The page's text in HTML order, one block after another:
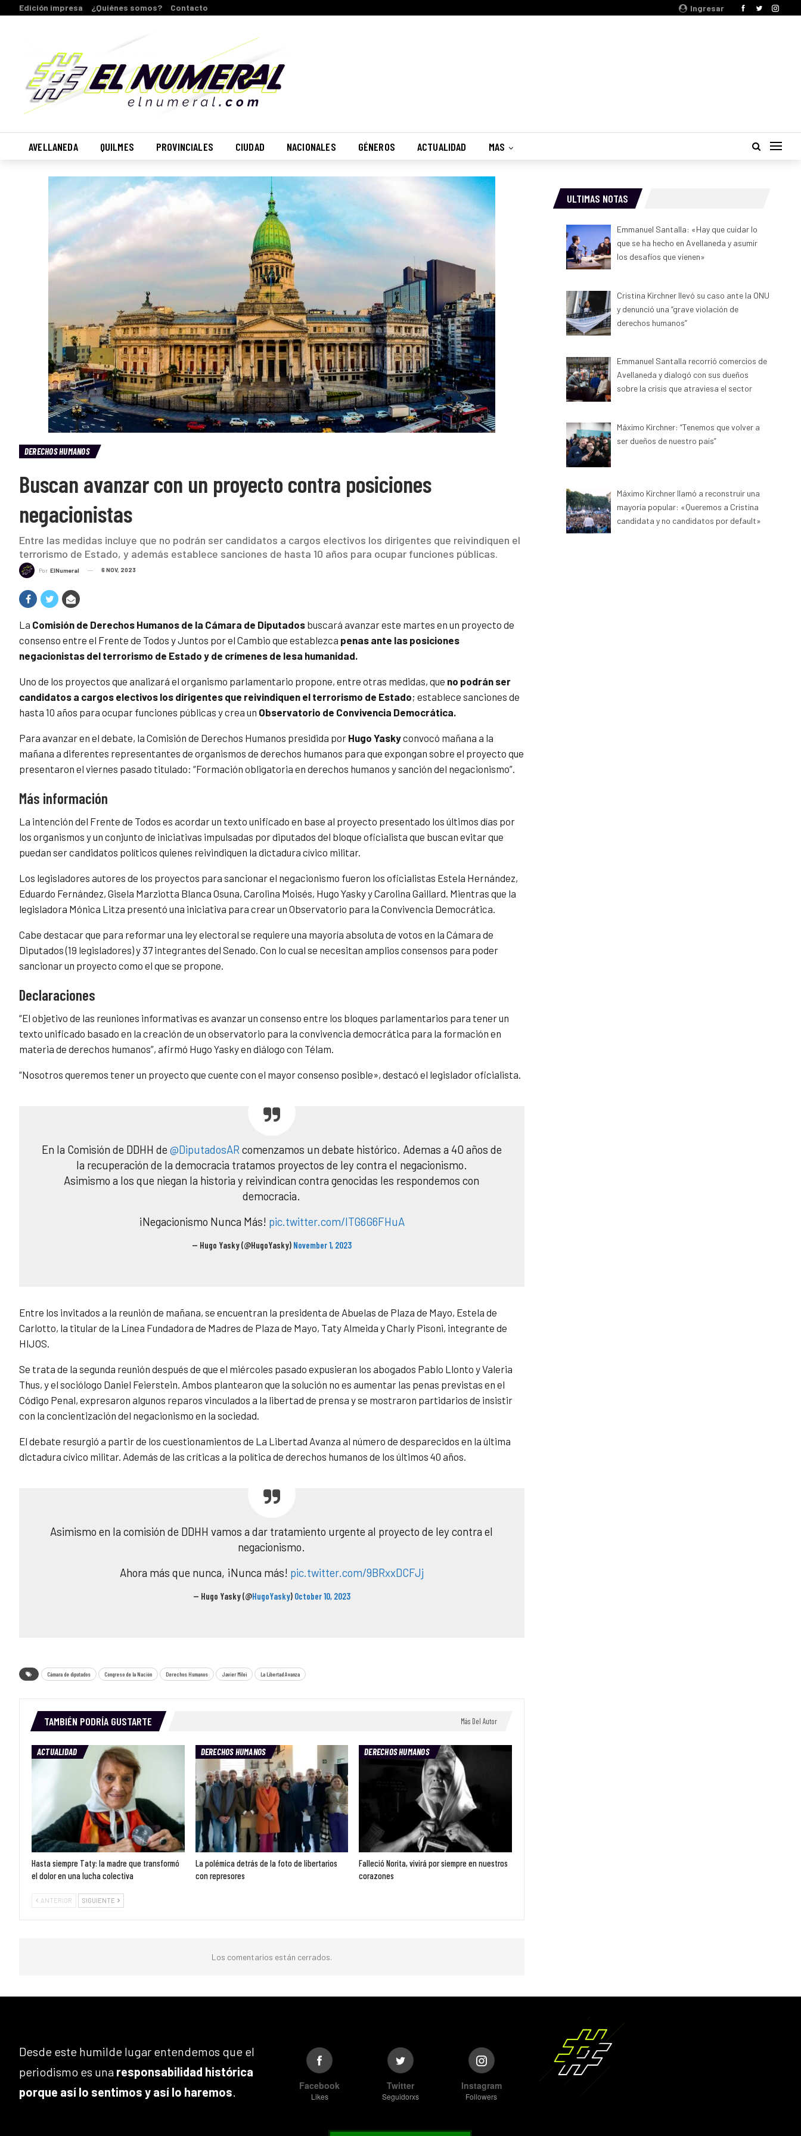
Ingresar
Edición impresa ¿Quiénes somos? Contacto
AVELLANEDA QUILMES PROVINCIALES CIUDAD NACIONALES GÉNEROS ACTUALIDAD MAS
DERECHOS HUMANOS
Buscan avanzar con un proyecto contra posiciones
negacionistas
Entre las medidas incluye que no podrán ser candidatos a cargos electivos los dirigentes que reivindiquen el
terrorismo de Estado, y además establece sanciones de hasta 10 años para ocupar funciones públicas.
Por ElNumeral 6 NOV, 2023
La Comisión de Derechos Humanos de la Cámara de Diputados buscará avanzar este martes en un proyecto de
consenso entre el Frente de Todos y Juntos por el Cambio que establezca penas ante las posiciones
negacionistas del terrorismo de Estado y de crímenes de lesa humanidad.
Uno de los proyectos que analizará el organismo parlamentario propone, entre otras medidas, que no podrán ser
candidatos a cargos electivos los dirigentes que reivindiquen el terrorismo de Estado; establece sanciones de
hasta 10 años para ocupar funciones públicas y crea un Observatorio de Convivencia Democrática.
Para avanzar en el debate, la Comisión de Derechos Humanos presidida por Hugo Yaskyconvocó mañana a la
mañana a diferentes representantes de organismos de derechos humanos para que expongan sobre el proyecto que
presentaron el viernes pasado titulado: “Formación obligatoria en derechos humanos y sanción del negacionismo”.
Más información
La intención del Frente de Todos es acordar un texto unificado en base al proyecto presentado los últimos días por
los organismos y un conjunto de iniciativas impulsadas por diputados del bloque oficialista que buscan evitar que
puedan ser candidatos políticos quienes reivindiquen la dictadura cívico militar.
Los legisladores autores de los proyectos para sancionar el negacionismo fueron los oficialistas Estela Hernández,
Eduardo Fernández, Gisela Marziotta Blanca Osuna, Carolina Moisés, Hugo Yasky y Carolina Gaillard. Mientras que la
legisladora Mónica Litza presentó una iniciativa para crear un Observatorio para la Convivencia Democrática.
Cabe destacar que para reformar una ley electoral se requiere una mayoría absoluta de votos en la Cámara de
Diputados (19 legisladores) y 37 integrantes del Senado. Con lo cual se necesitan amplios consensos para poder
sancionar un proyecto como el que se propone.
Declaraciones
“El objetivo de las reuniones informativas es avanzar un consenso entre los bloques parlamentarios para tener un
texto unificado basado en la creación de un observatorio para la convivencia democrática para la formación en
materia de derechos humanos”, afirmó Hugo Yasky en diálogo con Télam.
“Nosotros queremos tener un proyecto que cuente con el mayor consenso posible», destacó el legislador oficialista.
En la Comisión de DDHH de @DiputadosAR comenzamos un debate histórico. Ademas a 40 años de
la recuperación de la democracia tratamos proyectos de ley contra el negacionismo.
Asimismo a los que niegan la historia y reivindican contra genocidas les respondemos con
democracia.
¡Negacionismo Nunca Más! pic.twitter.com/ITG6G6FHuA
— Hugo Yasky (@HugoYasky) November 1, 2023
Entre los invitados a la reunión de mañana, se encuentran la presidenta de Abuelas de Plaza de Mayo, Estela de
Carlotto, la titular de la Línea Fundadora de Madres de Plaza de Mayo, Taty Almeida y Charly Pisoni, integrante de
HIJOS.
Se trata de la segunda reunión después de que el miércoles pasado expusieran los abogados Pablo Llonto y Valeria
Thus, y el sociólogo Daniel Feierstein. Ambos plantearon que la solución no es aumentar las penas previstas en el
Código Penal, expresaron algunos reparos vinculados a la libertad de prensa y se mostraron partidarios de insistir
con la concientización del negacionismo en la sociedad.
El debate resurgió a partir de los cuestionamientos de La Libertad Avanza al número de desparecidos en la última
dictadura cívico militar. Además de las críticas a la política de derechos humanos de los últimos 40 años.
Asimismo en Ia comisión de DDHH vamos a dar tratamiento urgente al proyecto de ley contra el
negacionismo.
Ahora más que nunca, ¡Nunca más! pic.twitter.com/9BRxxDCFJj
— Hugo Yasky (@HugoYasky) October 10, 2023
Cámara de diputados Congreso de la Nación Derechos Humanos Javier Milei La Libertad Avanza
TAMBIÉN PODRÍA GUSTARTE Más Del Autor
ACTUALIDAD
Hasta siempre Taty: la madre que transformó
el dolor en una lucha colectiva
DERECHOS HUMANOS
La polémica detrás de la foto de libertarios
con represores
DERECHOS HUMANOS
Falleció Norita, vivirá por siempre en nuestros
corazones
ANTERIOR SIGUIENTE
Los comentarios están cerrados.
ULTIMAS NOTAS
Emmanuel Santalla: «Hay que cuidar lo
que se ha hecho en Avellaneda y asumir
los desafíos que vienen»
Cristina Kirchner llevó su caso ante la ONU
y denunció una “grave violación de
derechos humanos”
Emmanuel Santalla recorrió comercios de
Avellaneda y dialogó con sus dueños
sobre la crisis que atraviesa el sector
Máximo Kirchner: “Tenemos que volver a
ser dueños de nuestro país”
Máximo Kirchner llamó a reconstruir una
mayoría popular: «Queremos a Cristina
candidata y no candidatos por default»
Desde este humilde lugar entendemos que el
periodismo es una responsabilidad histórica
porque así lo sentimos y así lo haremos. Facebook
Likes
Twitter
Seguidorxs
Instagram
Followers